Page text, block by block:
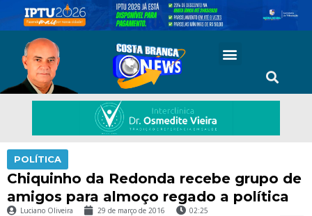
POLÍTICA
Chiquinho da Redonda recebe grupo de
amigos para almoço regado a política
Luciano Oliveira 29 de março de 2016 02:25